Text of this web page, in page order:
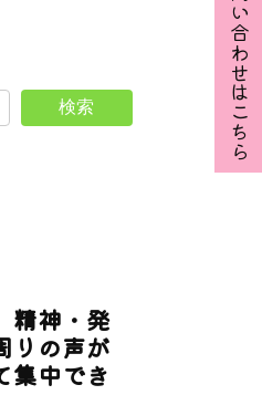
お問い合わせはこちら
検索